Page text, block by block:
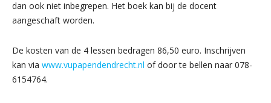
dan ook niet inbegrepen. Het boek kan bij de docent
aangeschaft worden.
De kosten van de 4 lessen bedragen 86,50 euro. Inschrijven
kan via www.vupapendendrecht.nl of door te bellen naar 078-
6154764.